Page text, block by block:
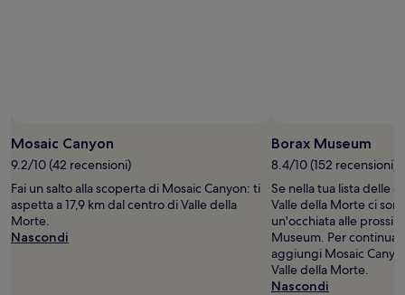
Mosaic Canyon
9.2/10 (42 recensioni)
Fai un salto alla scoperta di Mosaic Canyon: ti
aspetta a 17,9 km dal centro di Valle della
Morte.
Nascondi
Borax Museum
8.4/10 (152 recensioni)
Se nella tua lista delle
Valle della Morte ci
un'occhiata alle
Museum. Per
aggiungi Mosaic
Valle della Morte.
Nascondi